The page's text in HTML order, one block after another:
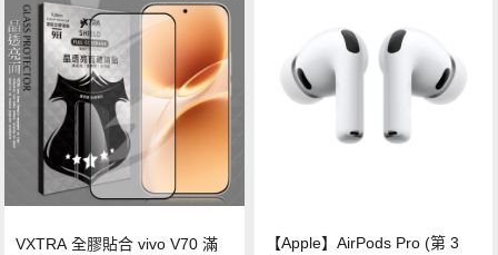
VXTRA 全膠貼合 vivo V70 滿
【Apple】AirPods Pro (第 3